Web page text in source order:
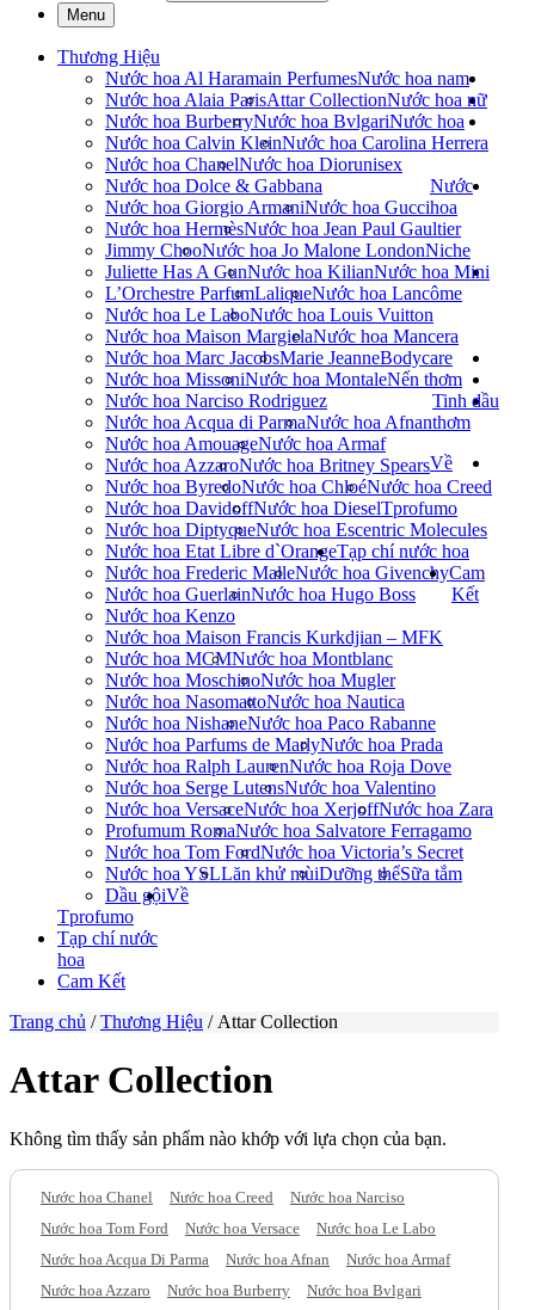
Menu
Thương Hiệu
Nước hoa Al Haramain Perfumes
Nước hoa Alaia ParisAttar Collection
Nước hoa BurberryNước hoa Bvlgari
Nước hoa Calvin KleinNước hoa Carolina Herrera
Nước hoa ChanelNước hoa Dior
Nước hoa Dolce & Gabbana
Nước hoa Giorgio ArmaniNước hoa Gucci
Nước hoa HermèsNước hoa Jean Paul Gaultier
Jimmy ChooNước hoa Jo Malone London
Juliette Has A GunNước hoa Kilian
L’Orchestre ParfumLaliqueNước hoa Lancôme
Nước hoa Le LaboNước hoa Louis Vuitton
Nước hoa Maison MargielaNước hoa Mancera
Nước hoa Marc JacobsMarie Jeanne
Nước hoa MissoniNước hoa Montale
Nước hoa Narciso Rodriguez
Nước hoa Acqua di ParmaNước hoa Afnan
Nước hoa AmouageNước hoa Armaf
Nước hoa AzzaroNước hoa Britney Spears
Nước hoa ByredoNước hoa ChloéNước hoa Creed
Nước hoa DavidoffNước hoa Diesel
Nước hoa DiptyqueNước hoa Escentric Molecules
Nước hoa Etat Libre d`Orange
Nước hoa Frederic MalleNước hoa Givenchy
Nước hoa GuerlainNước hoa Hugo Boss
Nước hoa Kenzo
Nước hoa Maison Francis Kurkdjian – MFK
Nước hoa MCMNước hoa Montblanc
Nước hoa MoschinoNước hoa Mugler
Nước hoa NasomattoNước hoa Nautica
Nước hoa NishaneNước hoa Paco Rabanne
Nước hoa Parfums de MarlyNước hoa Prada
Nước hoa Ralph LaurenNước hoa Roja Dove
Nước hoa Serge LutensNước hoa Valentino
Nước hoa VersaceNước hoa XerjoffNước hoa Zara
Profumum RomaNước hoa Salvatore Ferragamo
Nước hoa Tom FordNước hoa Victoria’s Secret
Nước hoa YSL
Nước hoa nam
Nước hoa nữ
Nước hoa
unisex
Nước
hoa
Niche
Nước hoa Mini
Bodycare
Lăn khử mùiDưỡng thểSữa tắm
Dầu gội
Nến thơm
Tinh dầu
thơm
Về
Tprofumo
Tạp chí nước hoa
Cam
Kết
Về
Tprofumo
Tạp chí nước
hoa
Cam Kết
Trang chủ /Thương Hiệu / Attar Collection
Attar Collection
Không tìm thấy sản phẩm nào khớp với lựa chọn của bạn.
Nước hoa Chanel Nước hoa Creed
Nước hoa Narciso
Nước hoa Tom Ford
Nước hoa Versace
Nước hoa Le Labo
Nước hoa Acqua Di Parma
Nước hoa Afnan
Nước hoa Armaf
Nước hoa Azzaro
Nước hoa Burberry
Nước hoa Bvlgari